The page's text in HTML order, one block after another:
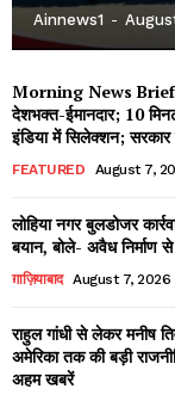
Ainnews1 -
Morning News Brief:
देशभक्त-ईमानदार; 10
इंडिया में सिलेक्शन;
FEATURED August 7,
लोहिया नगर बुलडोजर
बयान, बोले- अवैध निर्माण
ग़ाज़ियाबाद August 7, 2026
राहुल गांधी से लेकर मनीष
अमेरिका तक की बड़ी
अहम खबरें